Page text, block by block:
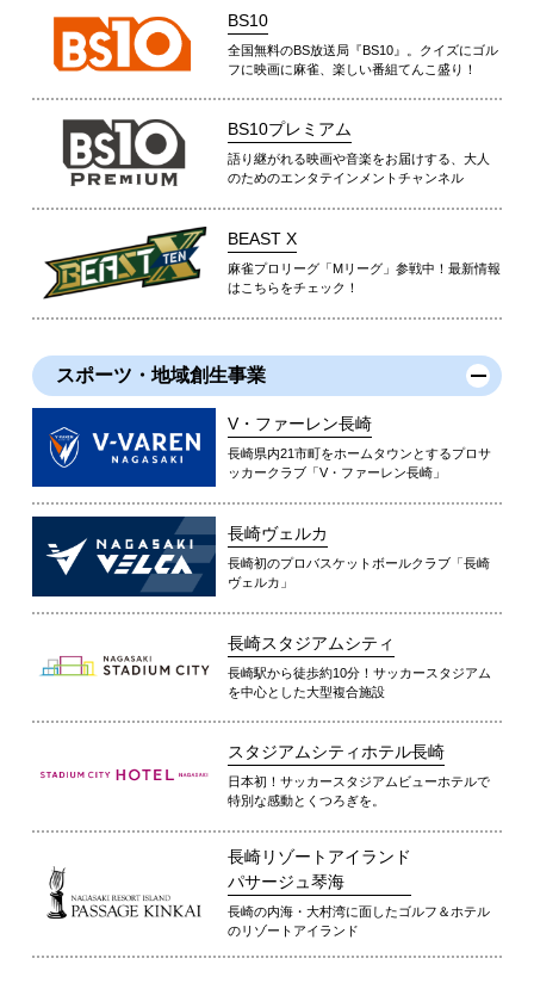
BS10
全国無料のBS放送局『BS10』。クイズにゴル
フに映画に麻雀、楽しい番組てんこ盛り！
BS10プレミアム
語り継がれる映画や音楽をお届けする、大人
のためのエンタテインメントチャンネル
BEAST X
麻雀プロリーグ「Mリーグ」参戦中！最新情報
はこちらをチェック！
スポーツ・地域創生事業
V・ファーレン長崎
長崎県内21市町をホームタウンとするプロサ
ッカークラブ「V・ファーレン長崎」
長崎ヴェルカ
長崎初のプロバスケットボールクラブ「長崎
ヴェルカ」
長崎スタジアムシティ
長崎駅から徒歩約10分！サッカースタジアム
を中心とした大型複合施設
スタジアムシティホテル長崎
日本初！サッカースタジアムビューホテルで
特別な感動とくつろぎを。
長崎リゾートアイランド
パサージュ琴海
長崎の内海・大村湾に面したゴルフ＆ホテル
のリゾートアイランド